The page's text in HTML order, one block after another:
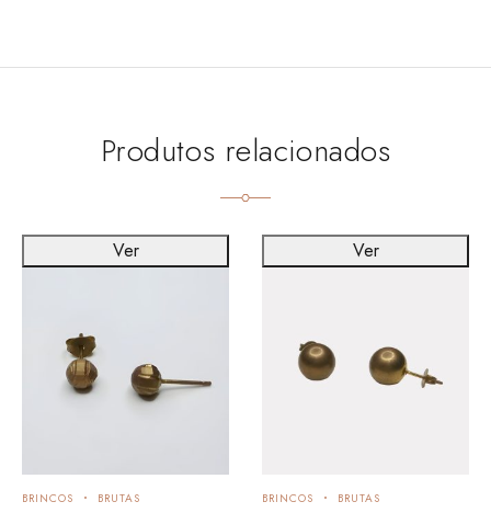
Produtos relacionados
BRINCOS BRUTAS
Ver
BRINCOS BRUTAS
Ver